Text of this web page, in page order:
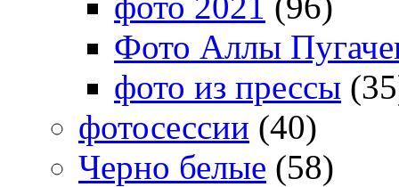
Фото Аллы
фото из прессы
фотосессии (40)
Черно белые (58)